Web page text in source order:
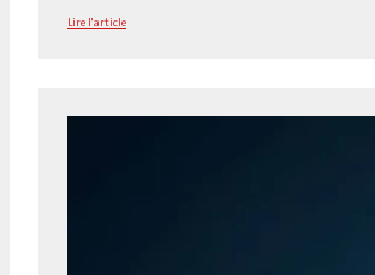
Lire l'article